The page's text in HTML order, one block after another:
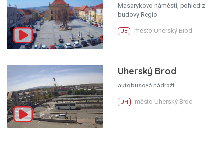
Masarykovo náměstí, pohled z
budovy Regio
UB město Uherský Brod
Uherský Brod
autobusové nádraží
UH město Uherský Brod